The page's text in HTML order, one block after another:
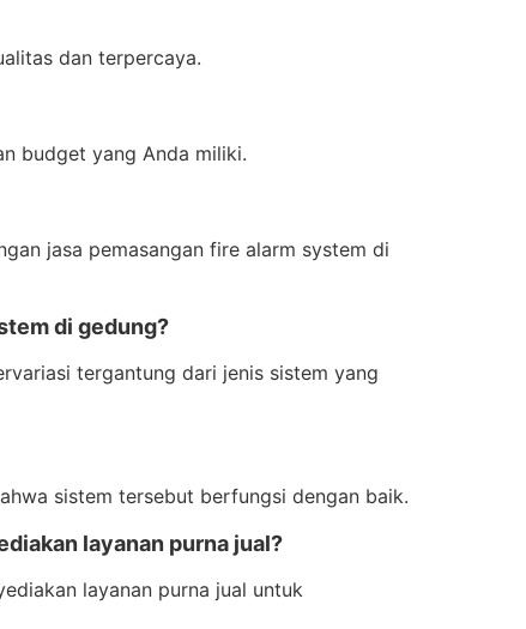
dan terpercaya.
budget yang Anda miliki.
jasa pemasangan fire alarm system di
di gedung?
tergantung dari jenis sistem yang
sistem tersebut berfungsi dengan baik.
layanan purna jual?
layanan purna jual untuk